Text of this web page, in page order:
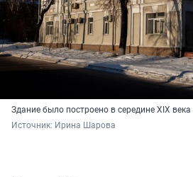
Здание было построено в середине XIX века
Источник: Ирина Шарова